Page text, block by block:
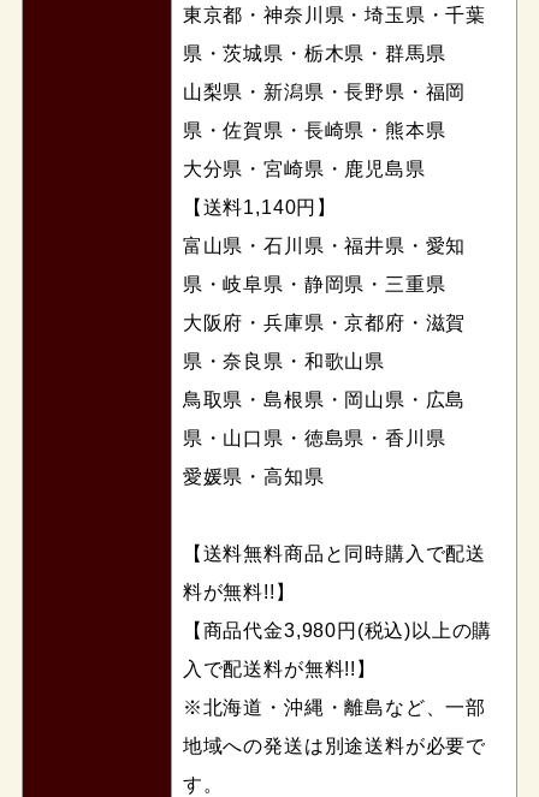
東京都・神奈川県・埼玉県・千葉
県・茨城県・栃木県・群馬県
山梨県・新潟県・長野県・福岡
県・佐賀県・長崎県・熊本県
大分県・宮崎県・鹿児島県
【送料1,140円】
富山県・石川県・福井県・愛知
県・岐阜県・静岡県・三重県
大阪府・兵庫県・京都府・滋賀
県・奈良県・和歌山県
鳥取県・島根県・岡山県・広島
県・山口県・徳島県・香川県
愛媛県・高知県
【送料無料商品と同時購入で配送
料が無料!!】
【商品代金3,980円(税込)以上の購
入で配送料が無料!!】
※北海道・沖縄・離島など、一部
地域への発送は別途送料が必要で
す。